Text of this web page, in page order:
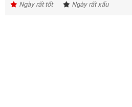
Ngày rất tốt Ngày rất xấu